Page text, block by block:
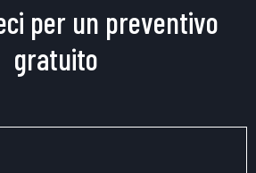
per un preventivo
gratuito